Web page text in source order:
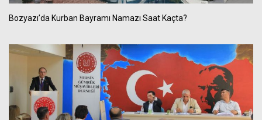
Bozyazı’da Kurban Bayramı Namazı Saat Kaçta?